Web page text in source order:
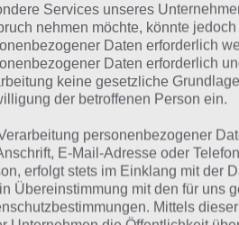
Services unseres
nehmen möchte, könnte
Daten erforderlich
Daten erforderlich
keine gesetzliche
der betroffenen Person ein.
personenbezogener
E-Mail-Adresse oder
erfolgt stets im Einklang mit der
Übereinstimmung mit den für uns
Mittels